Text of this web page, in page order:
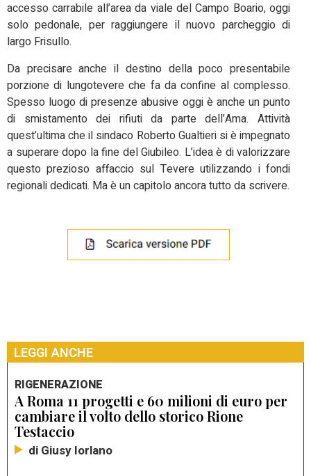
accesso carrabile all’area da viale del Campo Boario, oggi
solo pedonale, per raggiungere il nuovo parcheggio di
largo Frisullo.
Da precisare anche il destino della poco presentabile
porzione di lungotevere che fa da confine al complesso.
Spesso luogo di presenze abusive oggi è anche un punto
di smistamento dei rifiuti da parte dell’Ama. Attività
quest’ultima che il sindaco Roberto Gualtieri si è impegnato
a superare dopo la fine del Giubileo. L’idea è di valorizzare
questo prezioso affaccio sul Tevere utilizzando i fondi
regionali dedicati. Ma è un capitolo ancora tutto da scrivere.
LEGGI ANCHE
RIGENERAZIONE
A Roma 11 progetti e 60 milioni di euro per
cambiare il volto dello storico Rione
Testaccio
di Giusy Iorlano